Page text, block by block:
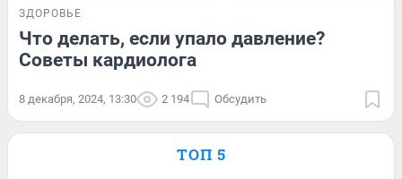
ЗДОРОВЬЕ
Что делать, если упало давление?
Советы кардиолога
8 декабря, 2024, 13:30 2 194 Обсудить
ТОП 5